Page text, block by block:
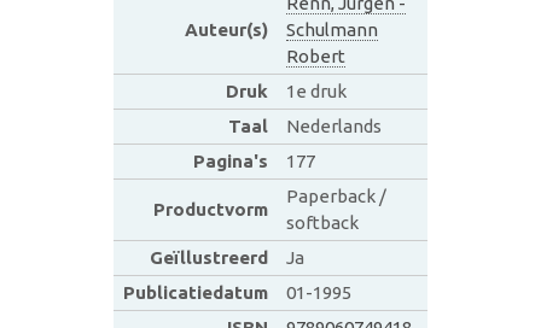
Auteur(s)
Schulmann
Robert
Druk
1e druk
Taal
Nederlands
Pagina's
177
Productvorm
Paperback /
softback
Geïllustreerd
Ja
Publicatiedatum
01-1995